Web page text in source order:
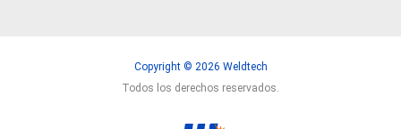
Copyright © 2026 Weldtech
Todos los derechos reservados.